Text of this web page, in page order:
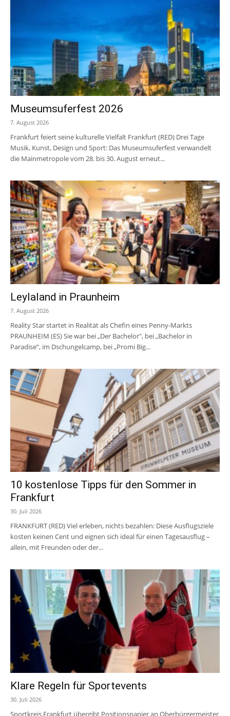
Museumsuferfest 2026
7. August 2026
Frankfurt feiert seine kulturelle Vielfalt Frankfurt (RED) Drei Tage
Musik, Kunst, Design und Sport: Das Museumsuferfest verwandelt
die Mainmetropole vom 28. bis 30. August erneut...
Leylaland in Praunheim
7. August 2026
Reality Star startet in Realität als Chefin eines Penny-Markts
PRAUNHEIM (ES) Sie war bei „Der Bachelor", bei „Bachelor in
Paradise“, im Dschungelcamp, bei „Promi Big...
10 kostenlose Tipps für den Sommer in
Frankfurt
30. Juli 2026
FRANKFURT (RED) Viel erleben, nichts bezahlen: Diese Ausflugsziele
kosten keinen Cent und eignen sich ideal für einen Tagesausflug –
allein, mit Freunden oder der...
Klare Regeln für Sportevents
30. Juli 2026
Sportkreis Frankfurt übergibt Positionspapier an Oberbürgermeister